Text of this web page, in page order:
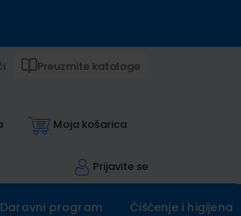
Preuzmite kataloge
Moja košarica
Prijavite se
Darovni program Čišćenje i higijena